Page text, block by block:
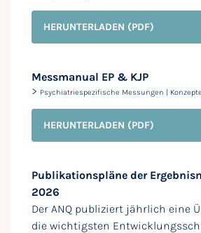
HERUNTERLADEN (PDF)
Messmanual EP & KJP
> Psychiatriespezifische Messungen |
HERUNTERLADEN (PDF)
Publikationspläne der
2026
Der ANQ publiziert jährlich eine
die wichtigsten